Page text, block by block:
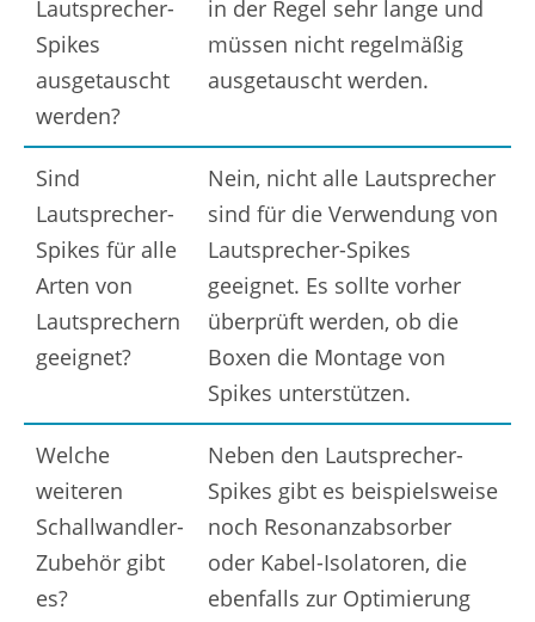
Lautsprecher-
Spikes
ausgetauscht
werden?
in der Regel sehr lange und
müssen nicht regelmäßig
ausgetauscht werden.
Sind
Lautsprecher-
Spikes für alle
Arten von
Lautsprechern
geeignet?
Nein, nicht alle Lautsprecher
sind für die Verwendung von
Lautsprecher-Spikes
geeignet. Es sollte vorher
überprüft werden, ob die
Boxen die Montage von
Spikes unterstützen.
Welche
weiteren
Schallwandler-
Zubehör gibt
es?
Neben den Lautsprecher-
Spikes gibt es beispielsweise
noch Resonanzabsorber
oder Kabel-Isolatoren, die
ebenfalls zur Optimierung